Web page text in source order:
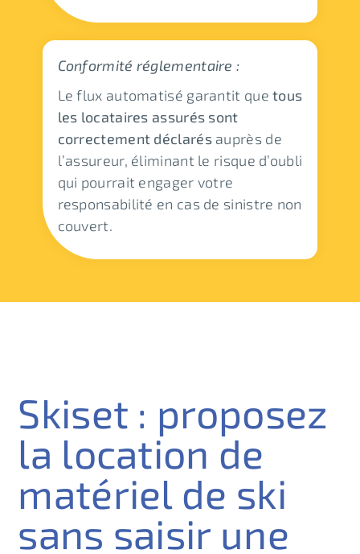
Conformité réglementaire :
Le flux automatisé garantit quetous
les locataires assurés sont
correctement déclarésauprès de
l’assureur, éliminant le risque d’oubli
qui pourrait engager votre
responsabilité en cas de sinistre non
couvert.
Skiset : proposez
la location de
matériel de ski
sans saisir une